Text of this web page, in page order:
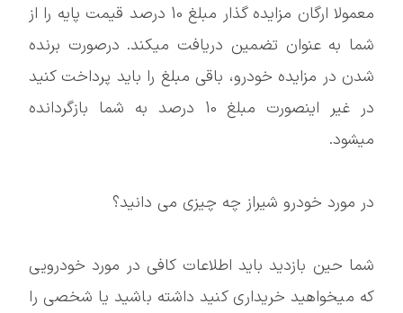
معمولا ارگان مزایده گذار مبلغ 10 درصد قیمت پایه را از
شما به عنوان تضمین دریافت میکند. درصورت برنده
شدن در مزایده خودرو، باقی مبلغ را باید پرداخت کنید
در غیر اینصورت مبلغ 10 درصد به شما بازگردانده
میشود.
در مورد خودرو شیراز چه چیزی می دانید؟
شما حین بازدید باید اطلاعات کافی در مورد خودرویی
که میخواهید خریداری کنید داشته باشید یا شخصی را